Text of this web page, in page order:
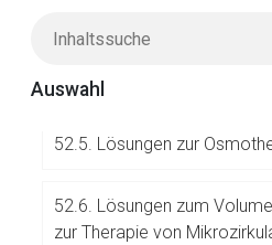
Auswahl
52.4.
parenteralen Ernährung
52.5. Lösungen zur
52.6. Lösungen zum
zur Therapie von